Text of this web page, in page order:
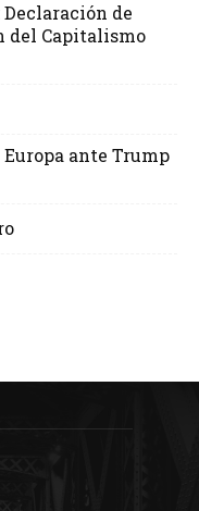
Declaración de
del Capitalismo
ante Trump